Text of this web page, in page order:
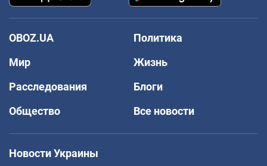
OBOZ.UA
Политика
Мир
Жизнь
Расследования
Блоги
Общество
Все новости
Новости Украины